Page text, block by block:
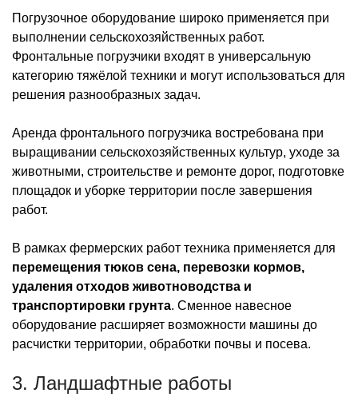
Погрузочное оборудование широко применяется при
выполнении сельскохозяйственных работ.
Фронтальные погрузчики входят в универсальную
категорию тяжёлой техники и могут использоваться для
решения разнообразных задач.
Аренда фронтального погрузчика востребована при
выращивании сельскохозяйственных культур, уходе за
животными, строительстве и ремонте дорог, подготовке
площадок и уборке территории после завершения
работ.
В рамках фермерских работ техника применяется для
перемещения тюков сена, перевозки кормов,
удаления отходов животноводства и
транспортировки грунта. Сменное навесное
оборудование расширяет возможности машины до
расчистки территории, обработки почвы и посева.
3. Ландшафтные работы